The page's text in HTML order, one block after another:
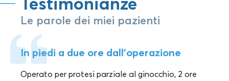
Le parole dei miei pazienti
In piedi a due ore dall'operazione
Operato per protesi parziale al ginocchio, 2 ore